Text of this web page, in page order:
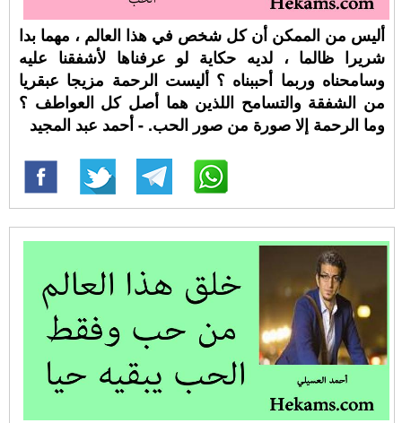
أليس من الممكن أن كل شخص في هذا العالم ، مهما بدا
شريرا ظالما ، لديه حكاية لو عرفناها لأشفقنا عليه
وسامحناه وربما أحببناه ؟ أليست الرحمة مزيجا عبقريا
من الشفقة والتسامح اللذين هما أصل كل العواطف ؟
وما الرحمة إلا صورة من صور الحب. - أحمد عبد المجيد